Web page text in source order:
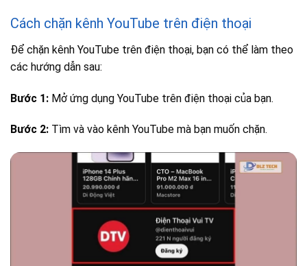
Cách chặn kênh YouTube trên điện thoại
Để chặn kênh YouTube trên điện thoại, bạn có thể làm theo
các hướng dẫn sau:
Bước 1: Mở ứng dụng YouTube trên điện thoại của bạn.
Bước 2: Tìm và vào kênh YouTube mà bạn muốn chặn.